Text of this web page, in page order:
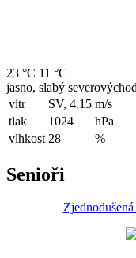
23 °C 11 °C
jasno, slabý
vítr
SV, 4.15 m/s
tlak
1024
hPa
vlhkost 28 %
Senioři